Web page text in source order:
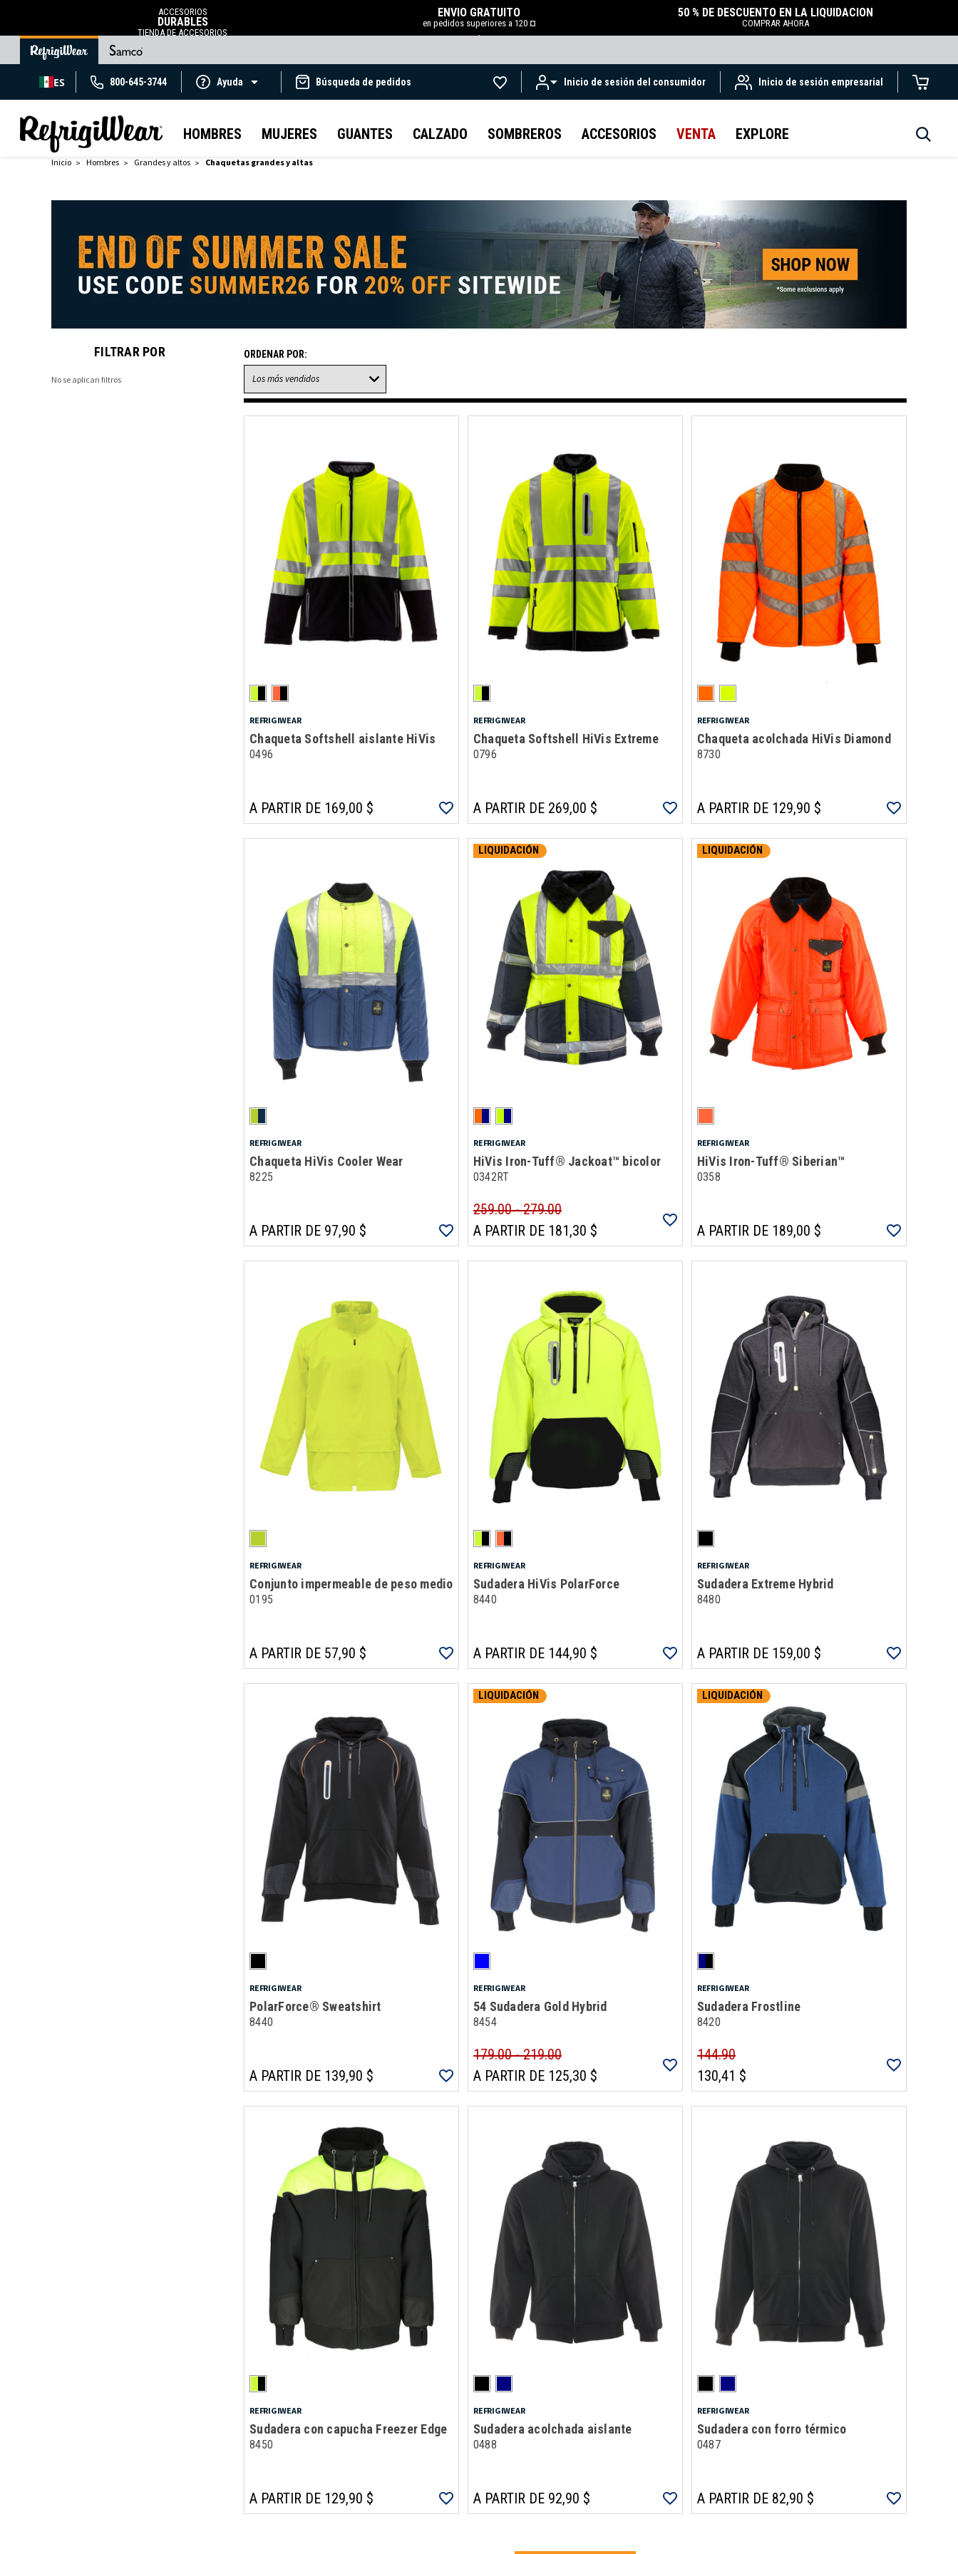
ACCESORIOS
DURABLES
TIENDA DE ACCESORIOS
ENVÍO GRATUITO
en pedidos superiores a 120 ¤
.
50 % DE DESCUENTO EN LA LIQUIDACIÓN
COMPRAR AHORA
ES 800-645-3744 Ayuda Búsqueda de pedidos Inicio de sesión del consumidor Inicio de sesión empresarial
HOMBRES MUJERES GUANTES CALZADO SOMBREROS ACCESORIOS VENTA EXPLORE
Inicio Hombres Grandes y altos Chaquetas grandes y altas
FILTRAR POR
No se aplican filtros
ORDENAR POR:
REFRIGIWEAR
Chaqueta Softshell aislante HiVis
0496
A PARTIR DE 169,00 $
REFRIGIWEAR
Chaqueta Softshell HiVis Extreme
0796
A PARTIR DE 269,00 $
REFRIGIWEAR
Chaqueta acolchada HiVis Diamond
8730
A PARTIR DE 129,90 $
REFRIGIWEAR
Chaqueta HiVis Cooler Wear
8225
A PARTIR DE 97,90 $
LIQUIDACIÓN
REFRIGIWEAR
HiVis Iron-Tuff® Jackoat™ bicolor
0342RT
259.00 - 279.00
A PARTIR DE 181,30 $
LIQUIDACIÓN
REFRIGIWEAR
HiVis Iron-Tuff® Siberian™
0358
A PARTIR DE 189,00 $
REFRIGIWEAR
Conjunto impermeable de peso medio
0195
A PARTIR DE 57,90 $
REFRIGIWEAR
Sudadera HiVis PolarForce
8440
A PARTIR DE 144,90 $
REFRIGIWEAR
Sudadera Extreme Hybrid
8480
A PARTIR DE 159,00 $
REFRIGIWEAR
PolarForce® Sweatshirt
8440
A PARTIR DE 139,90 $
LIQUIDACIÓN
REFRIGIWEAR
54 Sudadera Gold Hybrid
8454
179.00 - 219.00
A PARTIR DE 125,30 $
LIQUIDACIÓN
REFRIGIWEAR
Sudadera Frostline
8420
144.90
130,41 $
REFRIGIWEAR
Sudadera con capucha Freezer Edge
8450
A PARTIR DE 129,90 $
REFRIGIWEAR
Sudadera acolchada aislante
0488
A PARTIR DE 92,90 $
REFRIGIWEAR
Sudadera con forro térmico
0487
A PARTIR DE 82,90 $